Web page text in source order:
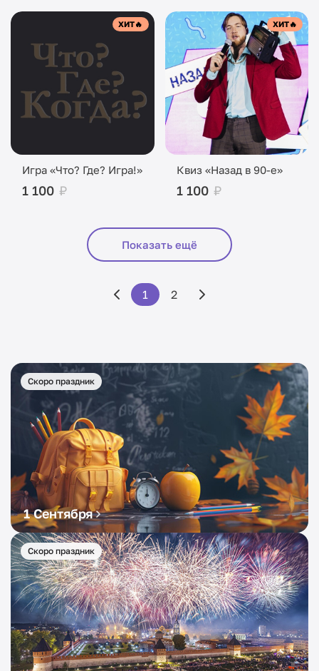
ХИТ🔥
Игра «Что? Где? Игра!»
1 100 ₽
ХИТ🔥
Квиз «Назад в 90-е»
1 100 ₽
Показать ещё
1 2
Скоро праздник
1 Сентября
Скоро праздник